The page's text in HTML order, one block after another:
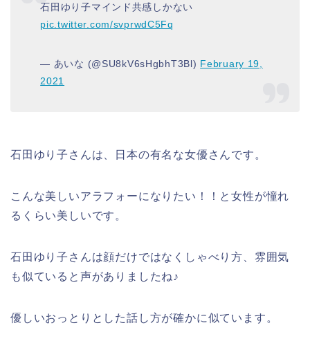
石田ゆり子マインド共感しかない
pic.twitter.com/svprwdC5Fq
— あいな (@SU8kV6sHgbhT3Bl) February 19,
2021
石田ゆり子さんは、日本の有名な女優さんです。
こんな美しいアラフォーになりたい！！と女性が憧れ
るくらい美しいです。
石田ゆり子さんは顔だけではなくしゃべり方、雰囲気
も似ていると声がありましたね♪
優しいおっとりとした話し方が確かに似ています。